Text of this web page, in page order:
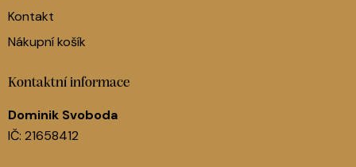
Kontakt
Nákupní košík
Kontaktní informace
Dominik Svoboda
IČ: 21658412